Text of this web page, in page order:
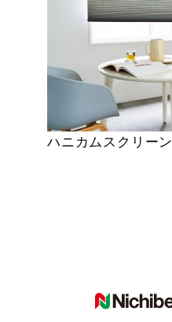
ハニカムスクリーン